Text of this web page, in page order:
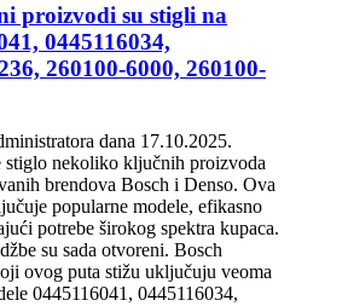
proizvodi su stigli na
0445116034,
260100-6000, 260100-
dana 17.10.2025.
stiglo nekoliko ključnih proizvoda
brendova Bosch i Denso. Ova
popularne modele, efikasno
potrebe širokog spektra kupaca.
su sada otvoreni. Bosch
ovog puta stižu uključuju veoma
0445116041, 0445116034,